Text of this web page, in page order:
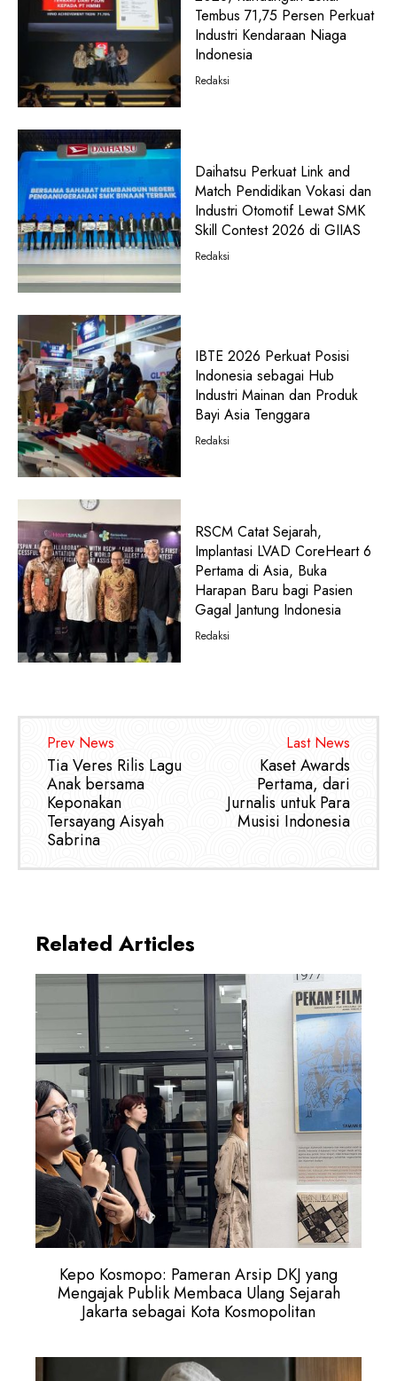
Tembus 71,75 Persen Perkuat
Industri Kendaraan Niaga
Indonesia
Redaksi
Daihatsu Perkuat Link and
Match Pendidikan Vokasi dan
Industri Otomotif Lewat SMK
Skill Contest 2026 di GIIAS
Redaksi
IBTE 2026 Perkuat Posisi
Indonesia sebagai Hub
Industri Mainan dan Produk
Bayi Asia Tenggara
Redaksi
RSCM Catat Sejarah,
Implantasi LVAD CoreHeart 6
Pertama di Asia, Buka
Harapan Baru bagi Pasien
Gagal Jantung Indonesia
Redaksi
Prev News
Tia Veres Rilis Lagu
Anak bersama
Keponakan
Tersayang Aisyah
Sabrina
Last News
Kaset Awards
Pertama, dari
Jurnalis untuk Para
Musisi Indonesia
Related Articles
Kepo Kosmopo: Pameran Arsip DKJ yang
Mengajak Publik Membaca Ulang Sejarah
Jakarta sebagai Kota Kosmopolitan